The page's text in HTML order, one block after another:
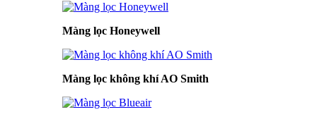
Màng lọc Honeywell
Màng lọc không khí AO Smith